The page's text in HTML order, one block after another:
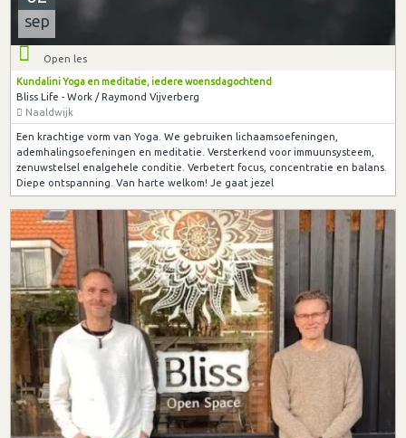
sep
Open les
Kundalini Yoga en meditatie, iedere woensdagochtend
Bliss Life - Work / Raymond Vijverberg
Naaldwijk
Een krachtige vorm van Yoga. We gebruiken lichaamsoefeningen,
ademhalingsoefeningen en meditatie. Versterkend voor immuunsysteem,
zenuwstelsel enalgehele conditie. Verbetert focus, concentratie en balans.
Diepe ontspanning. Van harte welkom! Je gaat jezel